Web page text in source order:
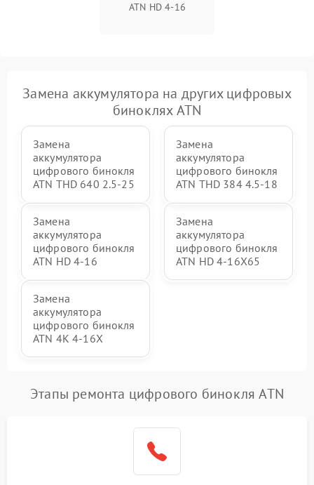
ATN HD 4-16
Замена аккумулятора на других цифровых
биноклях ATN
Замена
аккумулятора
цифрового бинокля
ATN THD 640 2.5-25
Замена
аккумулятора
цифрового бинокля
ATN THD 384 4.5-18
Замена
аккумулятора
цифрового бинокля
ATN HD 4-16
Замена
аккумулятора
цифрового бинокля
ATN HD 4-16X65
Замена
аккумулятора
цифрового бинокля
ATN 4K 4-16X
Этапы ремонта цифрового бинокля ATN